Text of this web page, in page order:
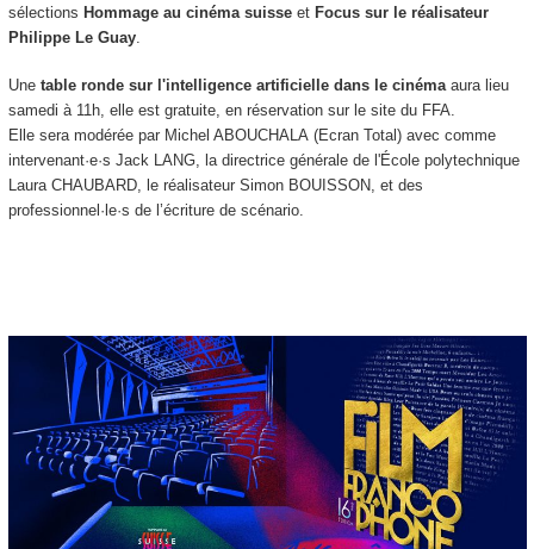
sélections Hommage au cinéma suisseet Focus sur le réalisateur
Philippe Le Guay.
Une table ronde sur l'intelligence artificielle dans le cinéma aura lieu
samedi à 11h, elle est gratuite, en réservation sur le site du FFA.
Elle sera modérée par Michel ABOUCHALA (Ecran Total) avec comme
intervenant·e·s Jack LANG, la directrice générale de l'École polytechnique
Laura CHAUBARD, le réalisateur Simon BOUISSON, et des
professionnel·le·s de l’écriture de scénario.